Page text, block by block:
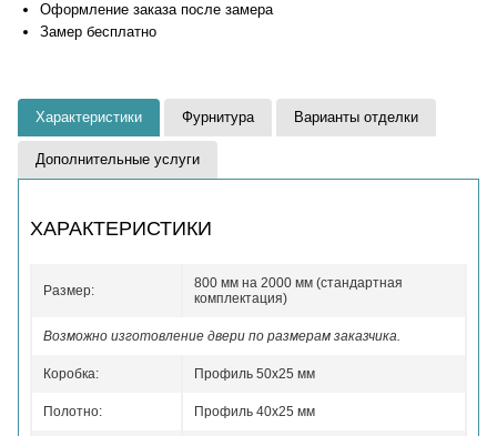
Оформление заказа после замера
Замер бесплатно
Характеристики Фурнитура Варианты отделки
Дополнительные услуги
ХАРАКТЕРИСТИКИ
Размер:
800 мм на 2000 мм (стандартная
комплектация)
Возможно изготовление двери по размерам заказчика.
Коробка: Профиль 50x25 мм
Полотно: Профиль 40x25 мм